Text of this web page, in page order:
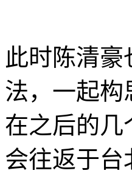
此时陈清
法，一起构
在之后的几
会往返于